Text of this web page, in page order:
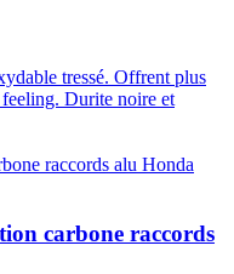
tressé. Offrent plus
Durite noire et
carbone raccords